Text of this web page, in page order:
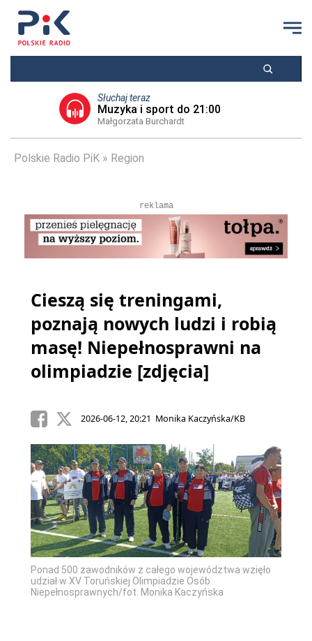
Słuchaj teraz
Muzyka i sport do 21:00
Małgorzata Burchardt
Polskie Radio PiK Region
reklama
Cieszą się treningami,
poznają nowych ludzi i robią
masę! Niepełnosprawni na
olimpiadzie [zdjęcia]
2026-06-12, 20:21 Monika Kaczyńska/KB
Ponad 500 zawodników z całego województwa wzięło
udział w XV Toruńskiej Olimpiadzie Osób
Niepełnosprawnych/fot. Monika Kaczyńska